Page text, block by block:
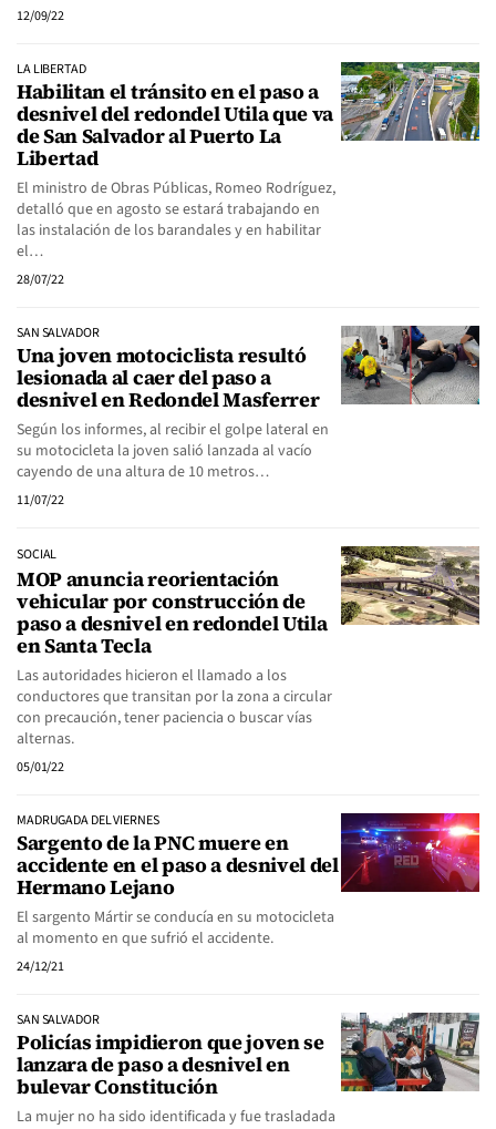
12/09/22
LA LIBERTAD
Habilitan el tránsito en el paso a
desnivel del redondel Utila que va
de San Salvador al Puerto La
Libertad
El ministro de Obras Públicas, Romeo Rodríguez,
detalló que en agosto se estará trabajando en
las instalación de los barandales y en habilitar
el…
28/07/22
SAN SALVADOR
Una joven motociclista resultó
lesionada al caer del paso a
desnivel en Redondel Masferrer
Según los informes, al recibir el golpe lateral en
su motocicleta la joven salió lanzada al vacío
cayendo de una altura de 10 metros…
11/07/22
SOCIAL
MOP anuncia reorientación
vehicular por construcción de
paso a desnivel en redondel Utila
en Santa Tecla
Las autoridades hicieron el llamado a los
conductores que transitan por la zona a circular
con precaución, tener paciencia o buscar vías
alternas.
05/01/22
MADRUGADA DEL VIERNES
Sargento de la PNC muere en
accidente en el paso a desnivel del
Hermano Lejano
El sargento Mártir se conducía en su motocicleta
al momento en que sufrió el accidente.
24/12/21
SAN SALVADOR
Policías impidieron que joven se
lanzara de paso a desnivel en
bulevar Constitución
La mujer no ha sido identificada y fue trasladada